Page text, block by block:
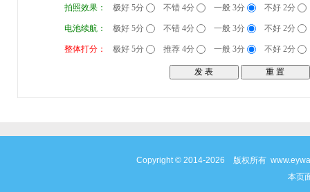
拍照效果： 极好 5分 不错 4分 一般 3分 不好 2分
电池续航： 极好 5分 不错 4分 一般 3分 不好 2分
整体打分： 极好 5分 推荐 4分 一般 3分 不好 2分
Copyright © 2014-2026 版权所有
本页